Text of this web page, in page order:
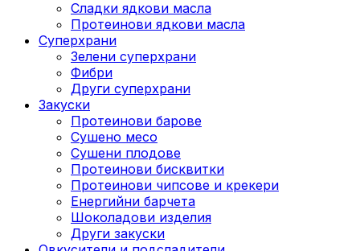
Сладки ядкови масла
Протеинови ядкови масла
Суперхрани
Зелени суперхрани
Фибри
Други суперхрани
3акуски
Протеинови бaрове
Сушено месо
Сушени плодове
Протеинови бисквитки
Протеинови чипсове и крекери
Енергийни барчета
Шоколадови изделия
Други закуски